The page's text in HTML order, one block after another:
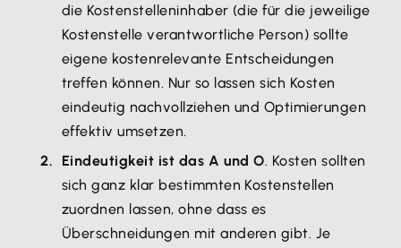
die Kostenstelleninhaber (die für die jeweilige
Kostenstelle verantwortliche Person) sollte
eigene kostenrelevante Entscheidungen
treffen können. Nur so lassen sich Kosten
eindeutig nachvollziehen und Optimierungen
effektiv umsetzen.
Eindeutigkeit ist das A und O. Kosten sollten
sich ganz klar bestimmten Kostenstellen
zuordnen lassen, ohne dass es
Überschneidungen mit anderen gibt. Je